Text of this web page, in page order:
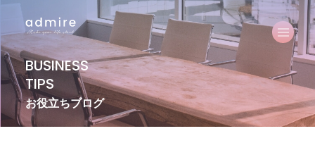
BUSINESS
TIPS
お役立ちブログ